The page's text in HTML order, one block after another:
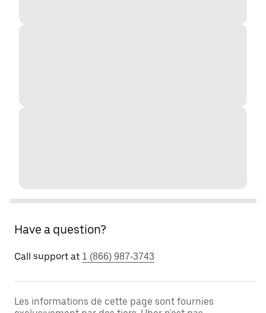
Have a question?
Call support at 1 (866) 987-3743
Les informations de cette page sont fournies